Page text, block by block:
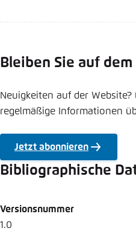
Bleiben Sie auf
Neuigkeiten auf der Website?
regelmäßige Informationen
Jetzt abonnieren
Bibliographische
Versionsnummer
1.0